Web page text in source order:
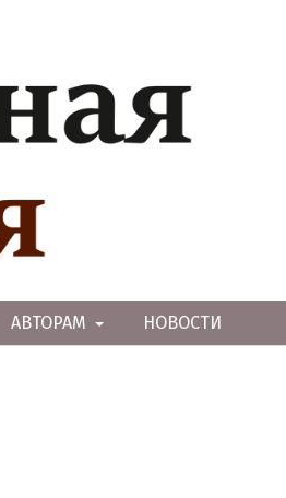
АВТОРАМ НОВОСТИ